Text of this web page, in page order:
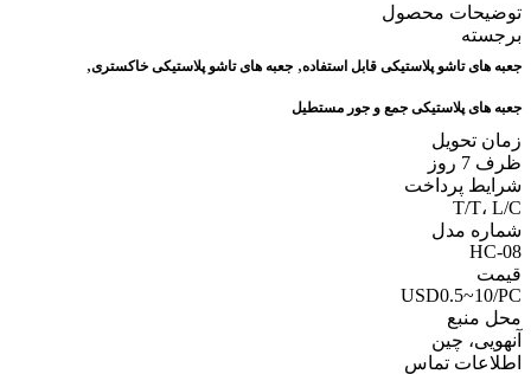
توضیحات محصول
برجسته
جعبه های تاشو پلاستیکی قابل استفاده, جعبه های تاشو پلاستیکی خاکستری,
جعبه های پلاستیکی جمع و جور مستطیل
زمان تحویل
ظرف 7 روز
شرایط پرداخت
T/T، L/C
شماره مدل
HC-08
قیمت
USD0.5~10/PC
محل منبع
آنهویی، چین
اطلاعات تماس